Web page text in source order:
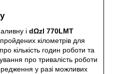
і dΩzl 770LMT
кілометрів для
кількість годин роботи та
про тривалість роботи
у разі можливих